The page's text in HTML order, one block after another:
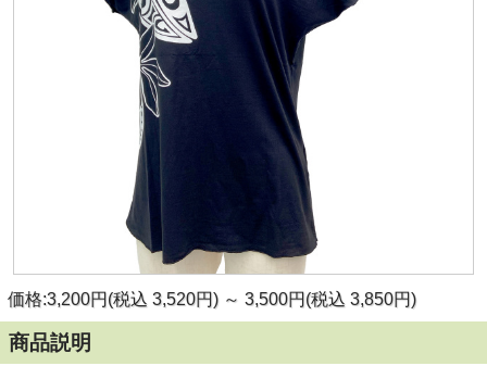
価格:3,200円(税込 3,520円) ～ 3,500円(税込 3,850円)
商品説明